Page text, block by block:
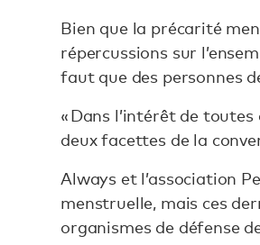
Bien que la précarité
répercussions sur
faut que des personnes
« Dans l’intérêt de
deux facettes de la
Always et l’association
menstruelle, mais ces
organismes de défense